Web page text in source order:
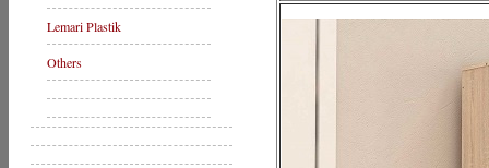
Lemari Plastik
Others